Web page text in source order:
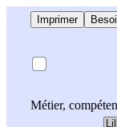
Imprimer
Métier,